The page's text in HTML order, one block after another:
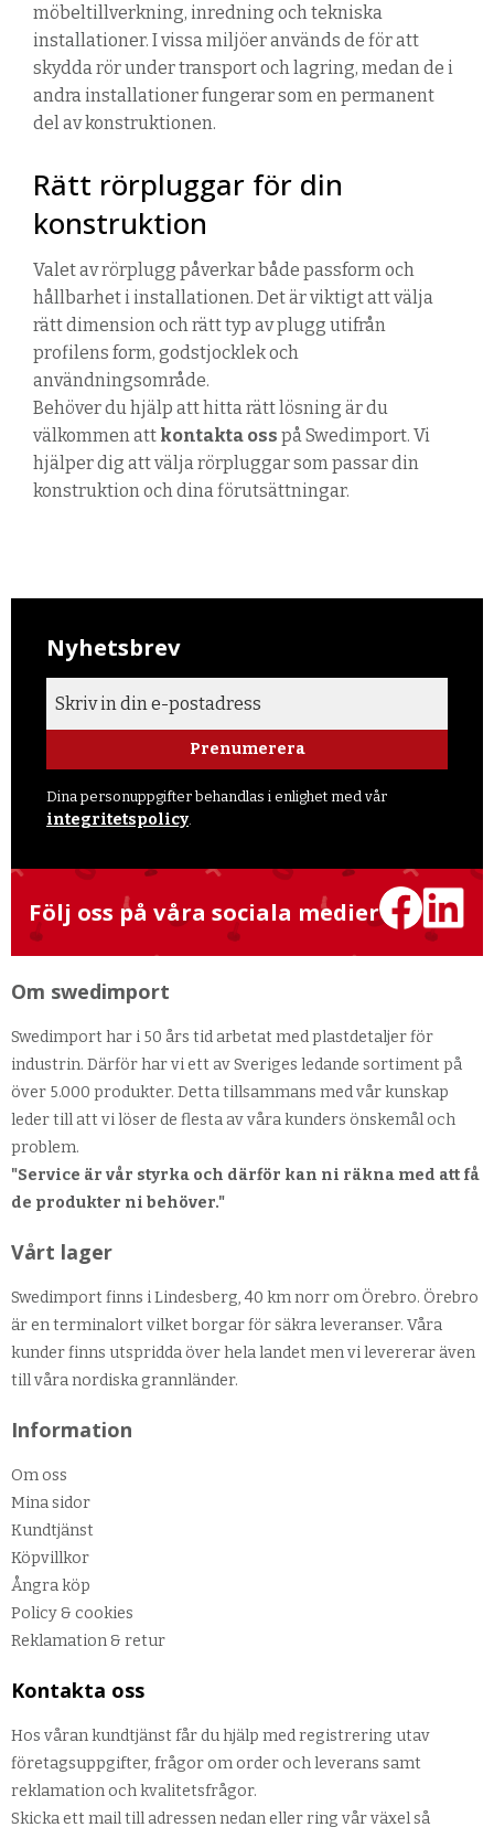
möbeltillverkning, inredning och tekniska
installationer. I vissa miljöer används de för att
skydda rör under transport och lagring, medan de i
andra installationer fungerar som en permanent
del av konstruktionen.
Rätt rörpluggar för din
konstruktion
Valet av rörplugg påverkar både passform och
hållbarhet i installationen. Det är viktigt att välja
rätt dimension och rätt typ av plugg utifrån
profilens form, godstjocklek och
användningsområde.
Behöver du hjälp att hitta rätt lösning är du
välkommen att kontakta oss på Swedimport. Vi
hjälper dig att välja rörpluggar som passar din
konstruktion och dina förutsättningar.
Nyhetsbrev
Prenumerera
Dina personuppgifter behandlas i enlighet med vår
integritetspolicy
Följ oss på våra sociala medier
Om swedimport
Swedimport har i 50 års tid arbetat med plastdetaljer för
industrin. Därför har vi ett av Sveriges ledande sortiment på
över 5.000 produkter. Detta tillsammans med vår kunskap
leder till att vi löser de flesta av våra kunders önskemål och
problem.
"Service är vår styrka och därför kan ni räkna med att få
de produkter ni behöver."
Vårt lager
Swedimport finns i Lindesberg, 40 km norr om Örebro. Örebro
är en terminalort vilket borgar för säkra leveranser. Våra
kunder finns utspridda över hela landet men vi levererar även
till våra nordiska grannländer.
Information
Om oss
Mina sidor
Kundtjänst
Köpvillkor
Ångra köp
Policy & cookies
Reklamation & retur
Kontakta oss
Hos våran kundtjänst får du hjälp med registrering utav
företagsuppgifter, frågor om order och leverans samt
reklamation och kvalitetsfrågor.
Skicka ett mail till adressen nedan eller ring vår växel så